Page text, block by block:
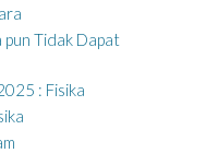
pun Tidak Dapat
: Fisika